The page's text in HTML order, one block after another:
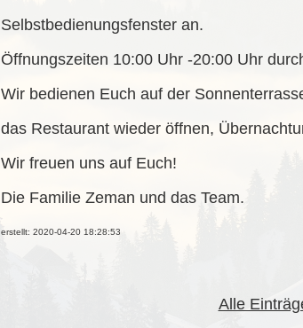
Selbstbedienungsfenster an.
Öffnungszeiten 10:00 Uhr -20:00 Uhr
Wir bedienen Euch auf der Sonnenter
das Restaurant wieder öffnen,
Wir freuen uns auf Euch!
Die Familie Zeman und das Team.
erstellt: 2020-04-20 18:28:53
Alle